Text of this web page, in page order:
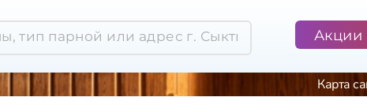
Акции
Карта